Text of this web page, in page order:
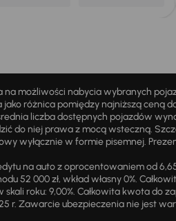
na możliwości nabycia wybranych
różnica pomiędzy najniższą ceną
liczba dostępnych pojazdów
do niej prawa z mocą wsteczną.
wyłącznie w formie pisemnej.
na auto z oprocentowaniem od
52 000 zł, wkład własny 0%.
roku: 9,00%. Całkowita kwota do
r. Zawarcie ubezpieczenia nie jest